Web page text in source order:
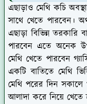
এছাড়াও মেথি কচি
সাথে খেতে পারবেন।
এছাড়া বিভিন্ন তরকারি
পারবেন এতে অনেক
মেথি খেতে পারবেন
একটি বাতিতে মেথি
মেথি পরের দিন সকালে
আলাদা করে নিয়ে খেতে